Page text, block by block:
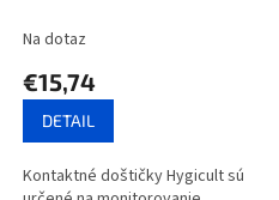
Na dotaz
€15,74
DETAIL
Kontaktné doštičky Hygicult sú